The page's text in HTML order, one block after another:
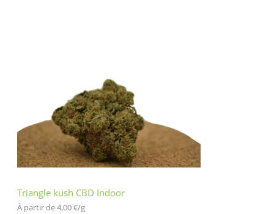
Triangle kush CBD Indoor
À partir de 4,00€/g